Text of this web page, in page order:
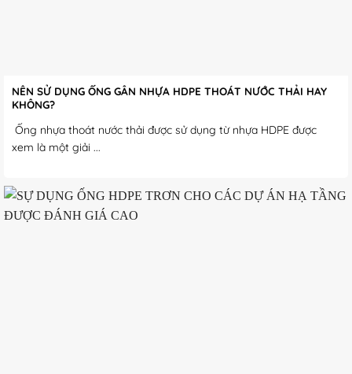
NÊN SỬ DỤNG ỐNG GÂN NHỰA HDPE THOÁT NƯỚC THẢI HAY
KHÔNG?
Ống nhựa thoát nước thải được sử dụng từ nhựa HDPE được
xem là một giải ...